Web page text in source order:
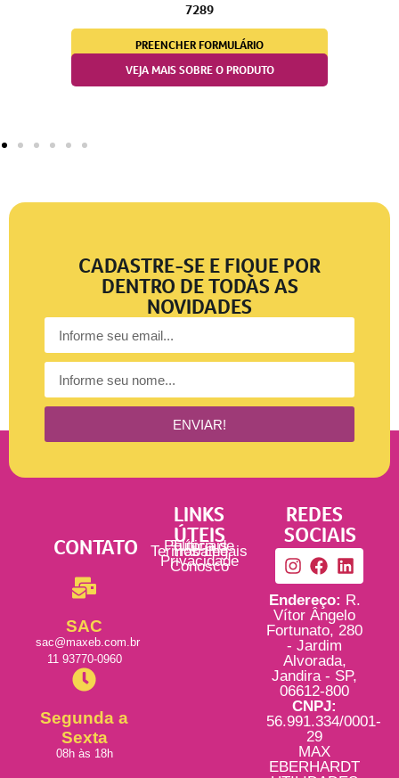
7289
PREENCHER FORMULÁRIO
VEJA MAIS SOBRE O PRODUTO
CADASTRE-SE E FIQUE POR
DENTRO DE TODAS AS
NOVIDADES
ENVIAR!
CONTATO
SAC
sac@maxeb.com.br
11 93770-0960
Segunda a
Sexta
08h às 18h
LINKS
ÚTEIS
Tutoriais
Política de
Privacidade
Termos Legais
Trabalhe
Conosco
REDES
SOCIAIS
Endereço: R.
Vítor Ângelo
Fortunato, 280
- Jardim
Alvorada,
Jandira - SP,
06612-800
CNPJ:
56.991.334/0001-
29
MAX
EBERHARDT